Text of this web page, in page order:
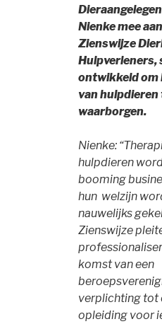
Nienke mee
Zienswijze
Hulpverleners,
ontwikkeld om
van hulpdieren
waarborgen.
Nienke:
hulpdieren
booming
hun welzijn
nauwelijks
Zienswijze
komst van een
verplichting tot
opleiding voor